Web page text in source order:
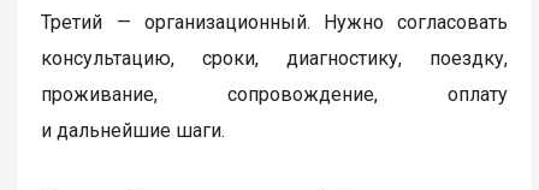
Третий — организационный. Нужно согласовать
консультацию, сроки, диагностику, поездку,
проживание, сопровождение, оплату
и дальнейшие шаги.